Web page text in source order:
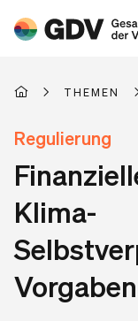
THEMEN
Regulierung
Klima-